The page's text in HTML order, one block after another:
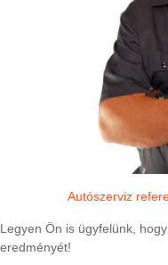
Autószerviz
Legyen Ön is ügyfelünk,
eredményét!